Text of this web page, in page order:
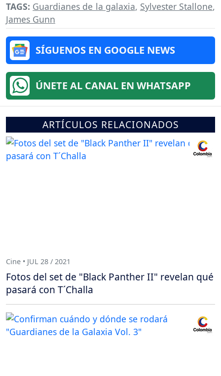
TAGS: Guardianes de la galaxia, Sylvester Stallone,
James Gunn
SÍGUENOS EN GOOGLE NEWS
ÚNETE AL CANAL EN WHATSAPP
ARTÍCULOS RELACIONADOS
Cine • JUL 28 / 2021
Fotos del set de "Black Panther II" revelan qué
pasará con T´Challa